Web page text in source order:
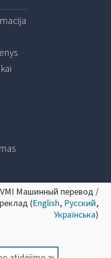
Машинный перевод /
(English, Русский,
Українська)